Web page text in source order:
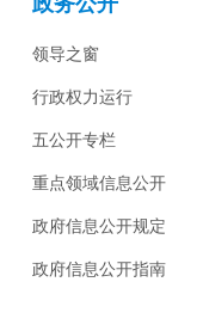
领导之窗
行政权力运行
五公开专栏
重点领域信息公开
政府信息公开规定
政府信息公开指南